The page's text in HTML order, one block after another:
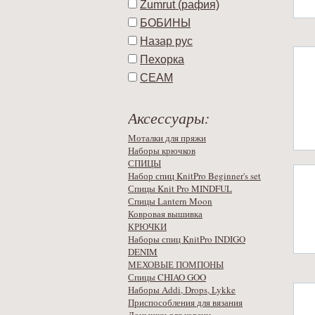
Zumrut (рафия)
БОБИНЫ
Назар рус
Пехорка
СЕАМ
Аксессуары:
Моталки для пряжи
Наборы крючков
СПИЦЫ
Набор спиц KnitPro Beginner's set
Спицы Knit Pro MINDFUL
Спицы Lantern Moon
Ковровая вышивка
КРЮЧКИ
Наборы спиц KnitPro INDIGO
DENIM
МЕХОВЫЕ ПОМПОНЫ
Спицы CHIAO GOO
Наборы Addi, Drops, Lykke
Приспособления для вязания